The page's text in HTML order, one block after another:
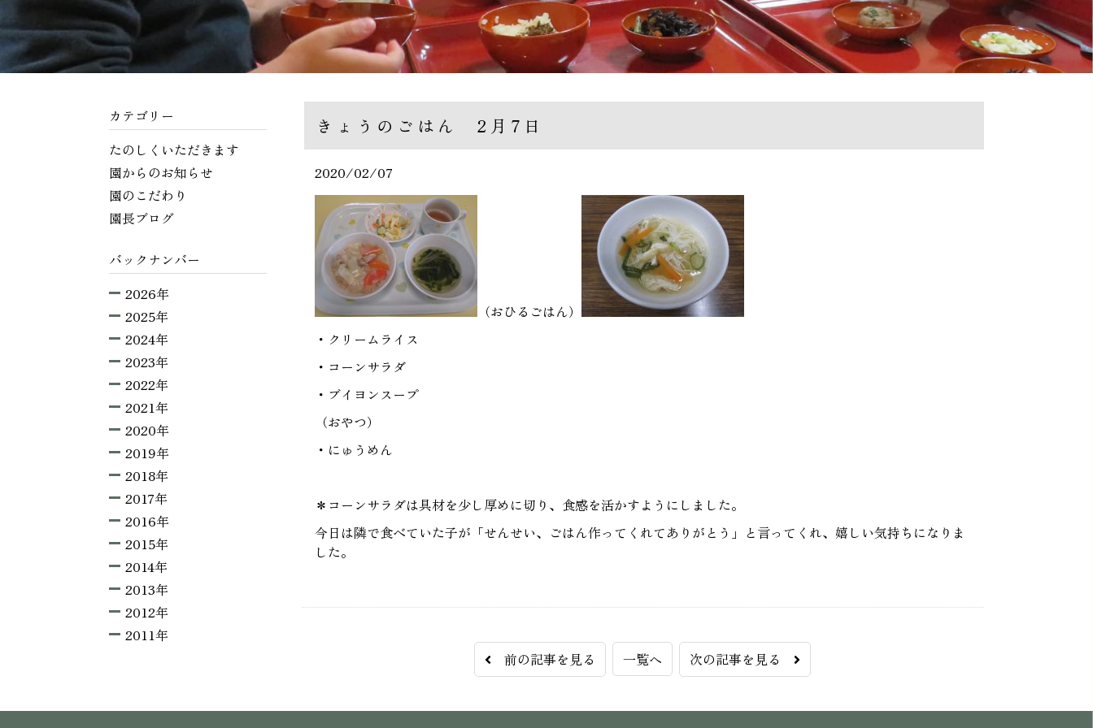
きょうのごはん 2月7日
2020/02/07
（おひるごはん）
・クリームライス
・コーンサラダ
・ブイヨンスープ
（おやつ）
・にゅうめん
＊コーンサラダは具材を少し厚めに切り、食感を活かすようにしました。
今日は隣で食べていた子が「せんせい、ごはん作ってくれてありがとう」と言ってくれ、嬉しい気持ちになりま
した。
前の記事を見る 一覧へ 次の記事を見る
カテゴリー
たのしくいただきます
園からのお知らせ
園のこだわり
園長ブログ
バックナンバー
2026年
2025年
2024年
2023年
2022年
2021年
2020年
2019年
2018年
2017年
2016年
2015年
2014年
2013年
2012年
2011年